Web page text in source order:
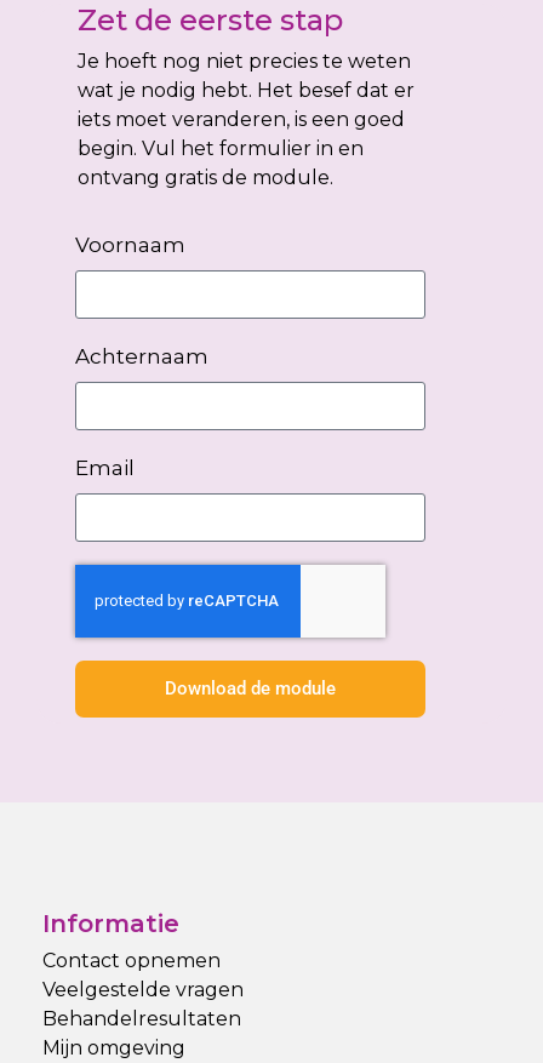
Zet de eerste stap
Je hoeft nog niet precies te weten
wat je nodig hebt. Het besef dat er
iets moet veranderen, is een goed
begin. Vul het formulier in en
ontvang gratis de module.
Voornaam
Achternaam
Email
Download de module
Informatie
Contact opnemen
Veelgestelde vragen
Behandelresultaten
Mijn omgeving